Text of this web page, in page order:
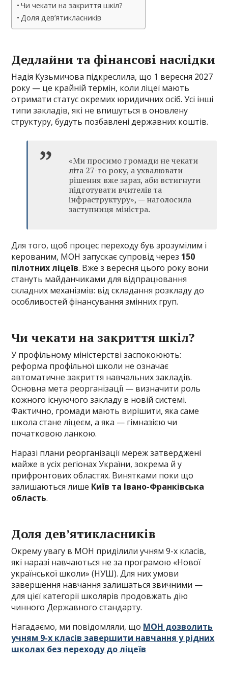
Чи чекати на закриття шкіл?
Доля дев’ятикласників
Дедлайни та фінансові наслідки
Надія Кузьмичова підкреслила, що 1 вересня 2027
року — це крайній термін, коли ліцеї мають
отримати статус окремих юридичних осіб. Усі інші
типи закладів, які не впишуться в оновлену
структуру, будуть позбавлені державних коштів.
«Ми просимо громади не чекати
літа 27-го року, а ухвалювати
рішення вже зараз, аби встигнути
підготувати вчителів та
інфраструктуру», — наголосила
заступниця міністра.
Для того, щоб процес переходу був зрозумілим і
керованим, МОН запускає супровід через 150
пілотних ліцеїв. Вже з вересня цього року вони
стануть майданчиками для відпрацювання
складних механізмів: від складання розкладу до
особливостей фінансування змінних груп.
Чи чекати на закриття шкіл?
У профільному міністерстві заспокоюють:
реформа профільної школи не означає
автоматичне закриття навчальних закладів.
Основна мета реорганізації — визначити роль
кожного існуючого закладу в новій системі.
Фактично, громади мають вирішити, яка саме
школа стане ліцеєм, а яка — гімназією чи
початковою ланкою.
Наразі плани реорганізації мереж затверджені
майже в усіх регіонах України, зокрема й у
прифронтових областях. Винятками поки що
залишаються лише Київ та Івано-Франківська
область.
Доля дев’ятикласників
Окрему увагу в МОН приділили учням 9-х класів,
які наразі навчаються не за програмою «Нової
української школи» (НУШ). Для них умови
завершення навчання залишаться звичними —
для цієї категорії школярів продовжать дію
чинного Державного стандарту.
Нагадаємо, ми повідомляли, що МОН дозволить
учням 9-х класів завершити навчання у рідних
школах без переходу до ліцеїв